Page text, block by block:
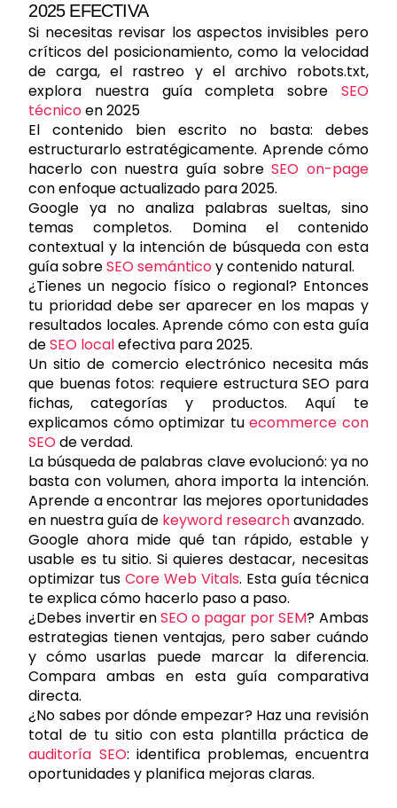
2025 EFECTIVA
Si necesitas revisar los aspectos invisibles pero
críticos del posicionamiento, como la velocidad
de carga, el rastreo y el archivo robots.txt,
explora nuestra guía completa sobre SEO
técnicoen 2025
El contenido bien escrito no basta: debes
estructurarlo estratégicamente. Aprende cómo
hacerlo con nuestra guía sobreSEO on-page
con enfoque actualizado para 2025.
Google ya no analiza palabras sueltas, sino
temas completos. Domina el contenido
contextual y la intención de búsqueda con esta
guía sobreSEO semánticoy contenido natural.
¿Tienes un negocio físico o regional? Entonces
tu prioridad debe ser aparecer en los mapas y
resultados locales. Aprende cómo con esta guía
deSEO localefectiva para 2025.
Un sitio de comercio electrónico necesita más
que buenas fotos: requiere estructura SEO para
fichas, categorías y productos. Aquí te
explicamos cómo optimizar tuecommerce con
SEOde verdad.
La búsqueda de palabras clave evolucionó: ya no
basta con volumen, ahora importa la intención.
Aprende a encontrar las mejores oportunidades
en nuestra guía de keyword researchavanzado.
Google ahora mide qué tan rápido, estable y
usable es tu sitio. Si quieres destacar, necesitas
optimizar tusCore Web Vitals. Esta guía técnica
te explica cómo hacerlo paso a paso.
¿Debes invertir enSEO o pagar por SEM? Ambas
estrategias tienen ventajas, pero saber cuándo
y cómo usarlas puede marcar la diferencia.
Compara ambas en esta guía comparativa
directa.
¿No sabes por dónde empezar? Haz una revisión
total de tu sitio con esta plantilla práctica de
auditoría SEO: identifica problemas, encuentra
oportunidades y planifica mejoras claras.